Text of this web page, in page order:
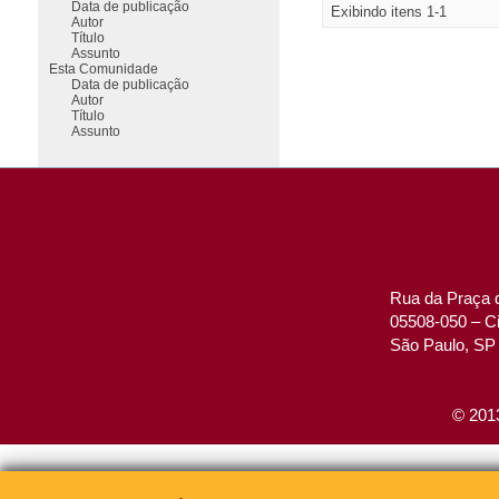
Exibindo itens 1-1
Data de publicação
Autor
Título
Assunto
Esta Comunidade
Data de publicação
Autor
Título
Assunto
Rua da Praça
05508-050 –
São Paulo,
©